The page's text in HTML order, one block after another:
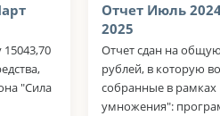
"Сила
Отчет Июль
2025
Отчет сдан на
рублей, в которую
собранные в
умножения":